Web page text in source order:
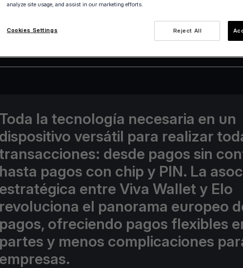
Toda la tecnología necesaria en un
dispositivo versátil para realizar
desde pagos sin
hasta pagos con chip y PIN. La
estratégica entre Viva Wallet y Elo
revoluciona el panorama europeo
pagos, ofreciendo pagos flexibles
partes y menos complicaciones
empresas.
analyze site usage, and assist in our marketing efforts.
Reject All
Cookies Settings